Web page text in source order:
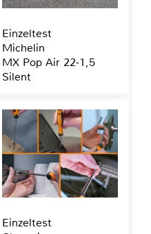
Einzeltest
Michelin
MX Pop Air 22-1,5
Silent
Einzeltest